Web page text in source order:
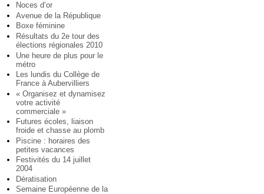
Noces d’or
Avenue de la République
Boxe féminine
Résultats du 2e tour des
élections régionales 2010
Une heure de plus pour le
métro
Les lundis du Collège de
France à Aubervilliers
« Organisez et dynamisez
votre activité
commerciale »
Futures écoles, liaison
froide et chasse au plomb
Piscine : horaires des
petites vacances
Festivités du 14 juillet
2004
Dératisation
Semaine Européenne de la